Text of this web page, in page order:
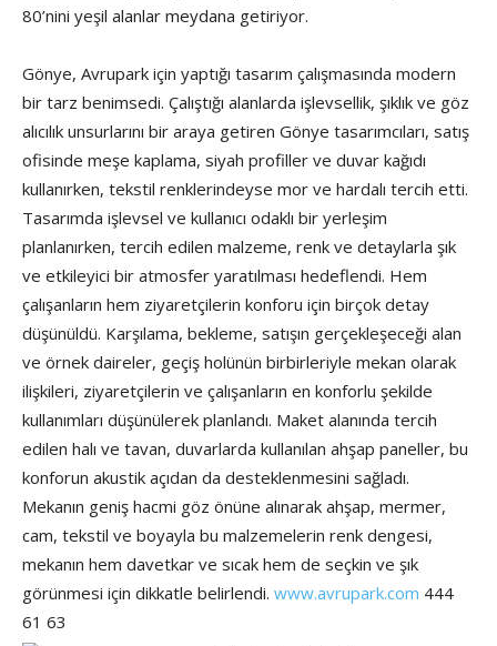
80’nini yeşil alanlar meydana getiriyor.
Gönye, Avrupark için yaptığı tasarım çalışmasında modern
bir tarz benimsedi. Çalıştığı alanlarda işlevsellik, şıklık ve göz
alıcılık unsurlarını bir araya getiren Gönye tasarımcıları, satış
ofisinde meşe kaplama, siyah profiller ve duvar kağıdı
kullanırken, tekstil renklerindeyse mor ve hardalı tercih etti.
Tasarımda işlevsel ve kullanıcı odaklı bir yerleşim
planlanırken, tercih edilen malzeme, renk ve detaylarla şık
ve etkileyici bir atmosfer yaratılması hedeflendi. Hem
çalışanların hem ziyaretçilerin konforu için birçok detay
düşünüldü. Karşılama, bekleme, satışın gerçekleşeceği alan
ve örnek daireler, geçiş holünün birbirleriyle mekan olarak
ilişkileri, ziyaretçilerin ve çalışanların en konforlu şekilde
kullanımları düşünülerek planlandı. Maket alanında tercih
edilen halı ve tavan, duvarlarda kullanılan ahşap paneller, bu
konforun akustik açıdan da desteklenmesini sağladı.
Mekanın geniş hacmi göz önüne alınarak ahşap, mermer,
cam, tekstil ve boyayla bu malzemelerin renk dengesi,
mekanın hem davetkar ve sıcak hem de seçkin ve şık
görünmesi için dikkatle belirlendi. www.avrupark.com 444
61 63